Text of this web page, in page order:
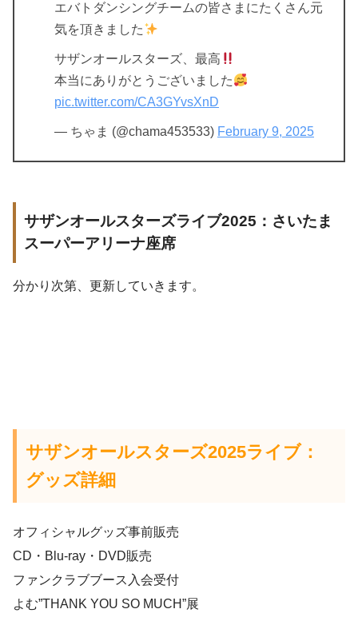
エバトダンシングチームの皆さまにたくさん元
気を頂きました
サザンオールスターズ、最高
本当にありがとうございました
pic.twitter.com/CA3GYvsXnD
— ちゃま (@chama453533) February 9, 2025
サザンオールスターズライブ2025：さいたま
スーパーアリーナ座席
分かり次第、更新していきます。
サザンオールスターズ2025ライブ：
グッズ詳細
オフィシャルグッズ事前販売
CD・Blu-ray・DVD販売
ファンクラブブース入会受付
よむ”THANK YOU SO MUCH”展